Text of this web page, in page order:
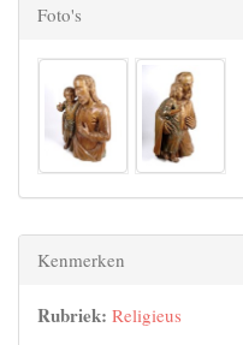
Foto's
Kenmerken
Rubriek: Religieus